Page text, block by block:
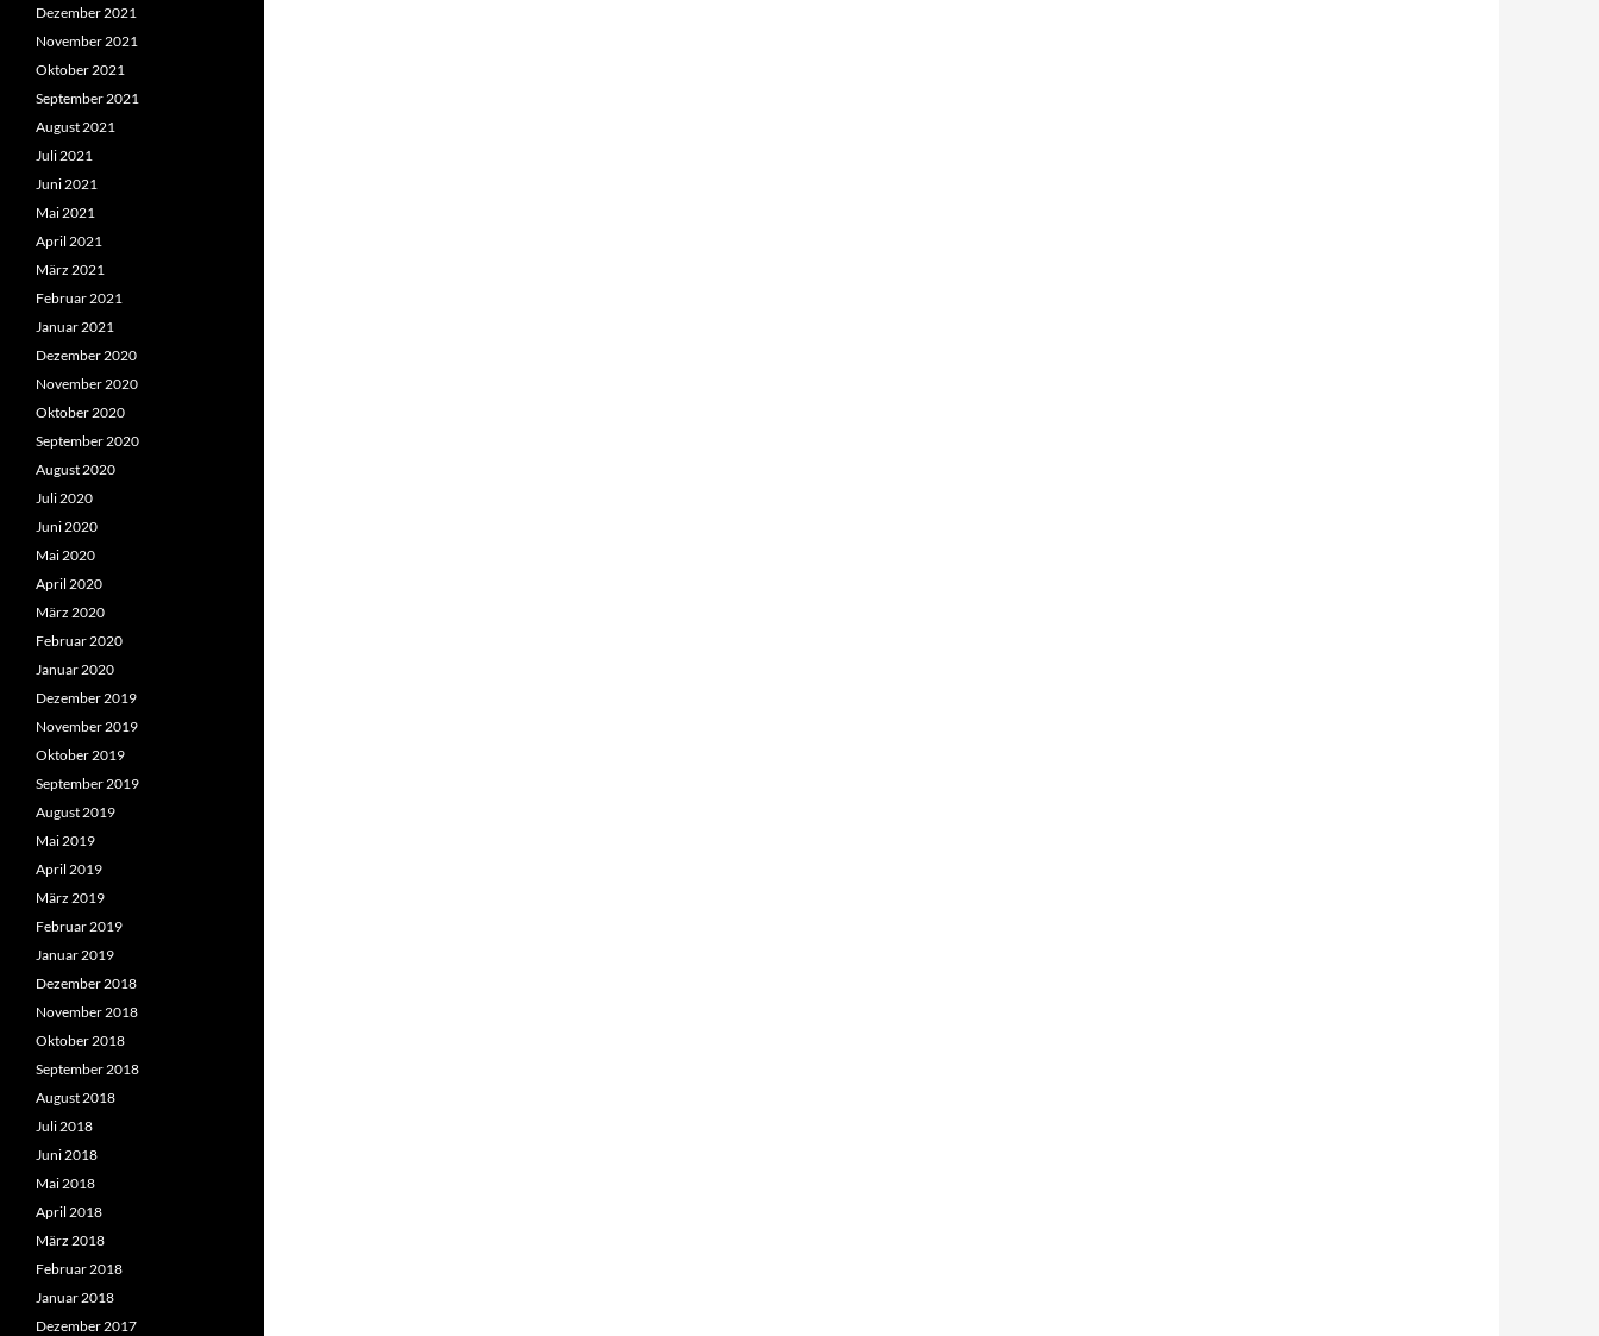
Dezember 2021
November 2021
Oktober 2021
September 2021
August 2021
Juli 2021
Juni 2021
Mai 2021
April 2021
März 2021
Februar 2021
Januar 2021
Dezember 2020
November 2020
Oktober 2020
September 2020
August 2020
Juli 2020
Juni 2020
Mai 2020
April 2020
März 2020
Februar 2020
Januar 2020
Dezember 2019
November 2019
Oktober 2019
September 2019
August 2019
Mai 2019
April 2019
März 2019
Februar 2019
Januar 2019
Dezember 2018
November 2018
Oktober 2018
September 2018
August 2018
Juli 2018
Juni 2018
Mai 2018
April 2018
März 2018
Februar 2018
Januar 2018
Dezember 2017